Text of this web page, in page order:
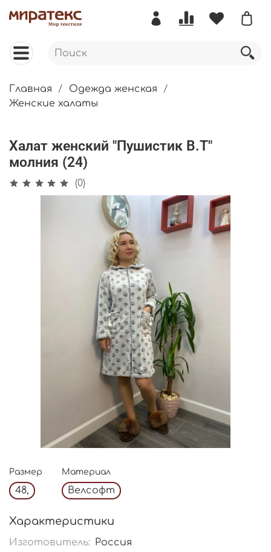
Главная
Одежда женская
Женские халаты
Халат женский "Пушистик В.Т"
молния (24)
(0)
Размер
48,
Материал
Велсофт
Характеристики
Изготовитель: Россия